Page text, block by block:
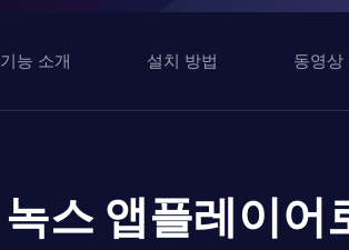
기능 소개 설치 방법 동영상
녹스 앱플레이어